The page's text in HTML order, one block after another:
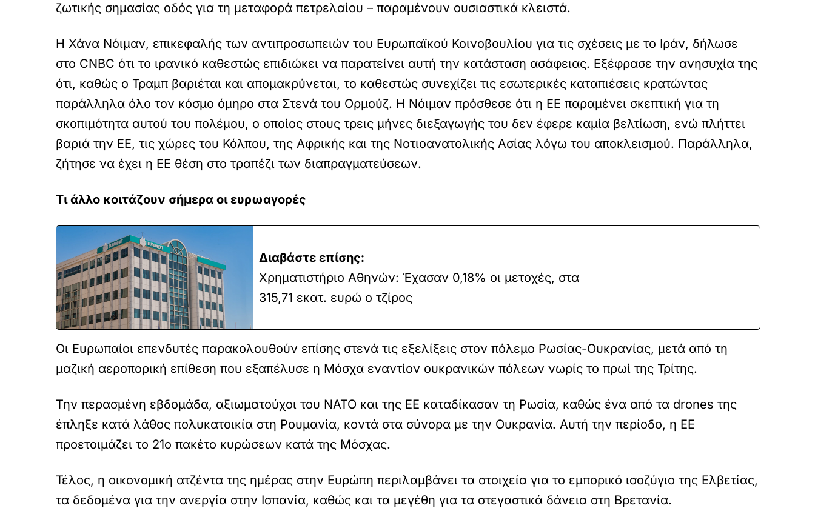
ζωτικής σημασίας οδός για τη μεταφορά πετρελαίου – παραμένουν ουσιαστικά κλειστά.
Η Χάνα Νόιμαν, επικεφαλής των αντιπροσωπειών του Ευρωπαϊκού Κοινοβουλίου για τις σχέσεις με το Ιράν, δήλωσε
στο CNBC ότι το ιρανικό καθεστώς επιδιώκει να παρατείνει αυτή την κατάσταση ασάφειας. Εξέφρασε την ανησυχία της
ότι, καθώς ο Τραμπ βαριέται και απομακρύνεται, το καθεστώς συνεχίζει τις εσωτερικές καταπιέσεις κρατώντας
παράλληλα όλο τον κόσμο όμηρο στα Στενά του Ορμούζ. Η Νόιμαν πρόσθεσε ότι η ΕΕ παραμένει σκεπτική για τη
σκοπιμότητα αυτού του πολέμου, ο οποίος στους τρεις μήνες διεξαγωγής του δεν έφερε καμία βελτίωση, ενώ πλήττει
βαριά την ΕΕ, τις χώρες του Κόλπου, της Αφρικής και της Νοτιοανατολικής Ασίας λόγω του αποκλεισμού. Παράλληλα,
ζήτησε να έχει η ΕΕ θέση στο τραπέζι των διαπραγματεύσεων.
Τι άλλο κοιτάζουν σήμερα οι ευρωαγορές
Διαβάστε επίσης:
Χρηματιστήριο Αθηνών: Έχασαν 0,18% οι μετοχές, στα
315,71 εκατ. ευρώ ο τζίρος
Οι Ευρωπαίοι επενδυτές παρακολουθούν επίσης στενά τις εξελίξεις στον πόλεμο Ρωσίας-Ουκρανίας, μετά από τη
μαζική αεροπορική επίθεση που εξαπέλυσε η Μόσχα εναντίον ουκρανικών πόλεων νωρίς το πρωί της Τρίτης.
Την περασμένη εβδομάδα, αξιωματούχοι του ΝΑΤΟ και της ΕΕ καταδίκασαν τη Ρωσία, καθώς ένα από τα drones της
έπληξε κατά λάθος πολυκατοικία στη Ρουμανία, κοντά στα σύνορα με την Ουκρανία. Αυτή την περίοδο, η ΕΕ
προετοιμάζει το 21ο πακέτο κυρώσεων κατά της Μόσχας.
Τέλος, η οικονομική ατζέντα της ημέρας στην Ευρώπη περιλαμβάνει τα στοιχεία για το εμπορικό ισοζύγιο της Ελβετίας,
τα δεδομένα για την ανεργία στην Ισπανία, καθώς και τα μεγέθη για τα στεγαστικά δάνεια στη Βρετανία.